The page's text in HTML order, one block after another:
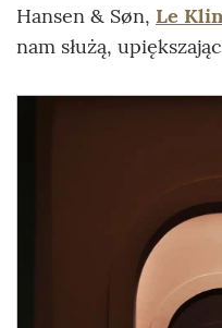
Hansen & Søn, Le
nam służą,